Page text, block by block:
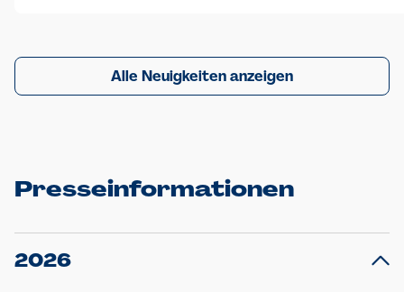
Alle Neuigkeiten anzeigen
Presseinformationen
2026